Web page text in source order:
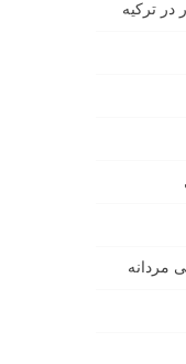
در ترکیه
مردانه